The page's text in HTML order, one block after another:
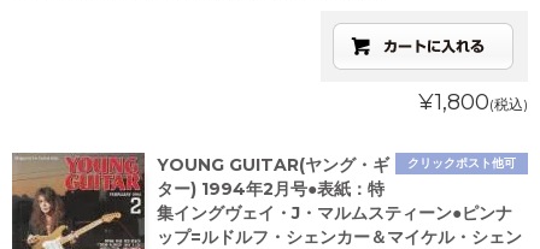
¥1,800(税込)
クリックポスト他可
YOUNG GUITAR(ヤング・ギ
ター) 1994年2月号●表紙：特
集イングヴェイ・J・マルムスティーン●ピンナ
ップ=ルドルフ・シェンカー＆マイケル・シェン